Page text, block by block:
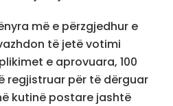
më e përzgjedhur e
të jetë votimi
e aprovuara, 100
regjistruar për të dërguar
kutinë postare jashtë